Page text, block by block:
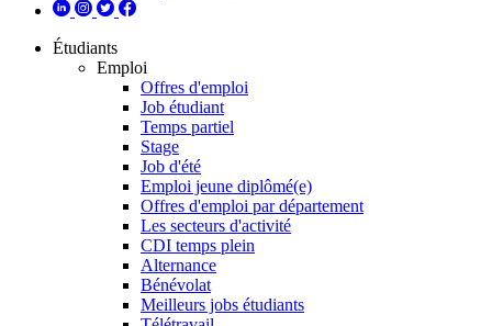
Étudiants
Emploi
Offres d'emploi
Job étudiant
Temps partiel
Stage
Job d'été
Emploi jeune diplômé(e)
Offres d'emploi par département
Les secteurs d'activité
CDI temps plein
Alternance
Bénévolat
Meilleurs jobs étudiants